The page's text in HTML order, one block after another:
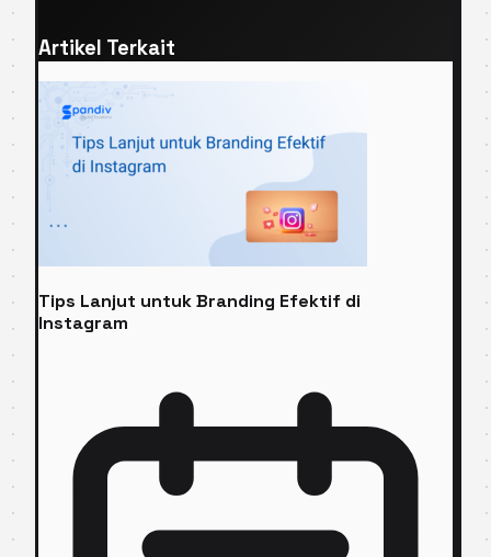
Artikel Terkait
Tips Lanjut untuk Branding Efektif di
Instagram